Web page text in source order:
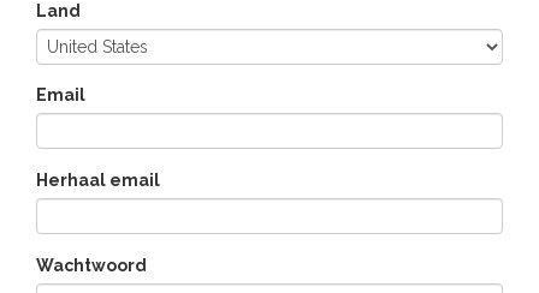
Land
Email
Herhaal email
Wachtwoord